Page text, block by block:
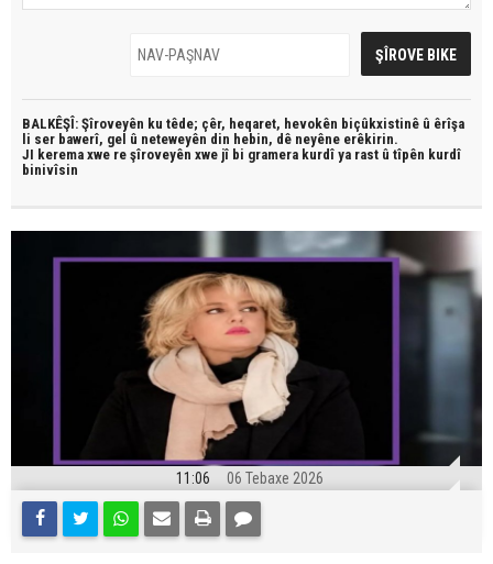
BALKÊŞÎ: Şîroveyên ku têde; çêr, heqaret, hevokên biçûkxistinê û êrîşa
li ser bawerî, gel û neteweyên din hebin, dê neyêne erêkirin.
JI kerema xwe re şîroveyên xwe jî bi gramera kurdî ya rast û tîpên kurdî
binivîsin
11:06 06 Tebaxe 2026